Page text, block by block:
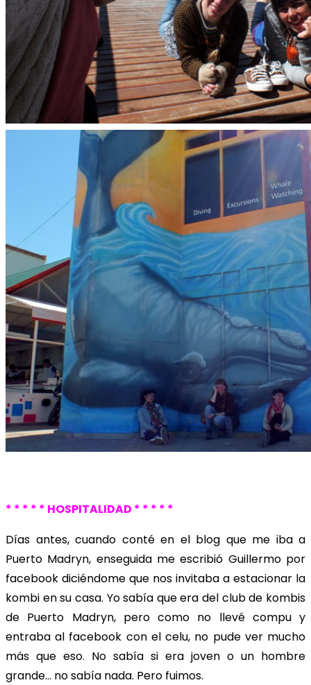
* * * * * HOSPITALIDAD * * * * *
Días antes, cuando conté en el blog que me iba a
Puerto Madryn, enseguida me escribió Guillermo por
facebook diciéndome que nos invitaba a estacionar la
kombi en su casa. Yo sabía que era del club de kombis
de Puerto Madryn, pero como no llevé compu y
entraba al facebook con el celu, no pude ver mucho
más que eso. No sabía si era joven o un hombre
grande… no sabía nada. Pero fuimos.